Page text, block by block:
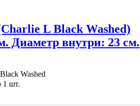
L Black Washed)
Диаметр внутри: 23 см.
Washed
1 шт.